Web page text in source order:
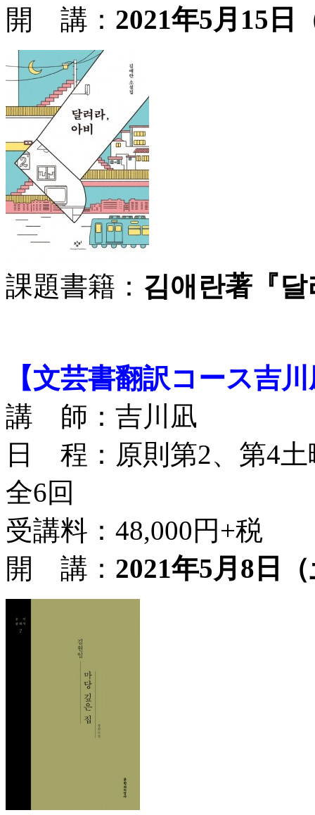
開 講： 2021年5月15日
課題書籍： 김애란著『
【文芸書翻訳コース吉
講 師：吉川凪
日 程：原則第2、第4土
全6回
受講料：48,000円+税
開 講： 2021年5月8日